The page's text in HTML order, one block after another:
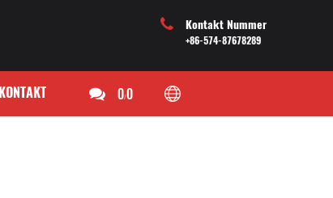
Kontakt Nummer
+86-574-87678289
KONTAKT 0/0